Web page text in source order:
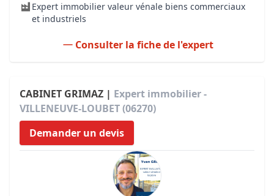
Expert immobilier valeur vénale biens commerciaux
et industriels
Consulter la fiche de l'expert
CABINET GRIMAZ | Expert immobilier -
VILLENEUVE-LOUBET (06270)
Demander un devis